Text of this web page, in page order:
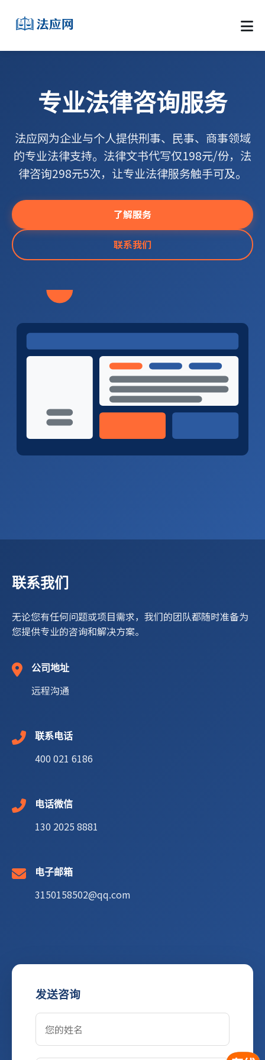
专业法律咨询服务
法应网为企业与个人提供刑事、民事、商事领域
的专业法律支持。法律文书代写仅198元/份，法
律咨询298元5次，让专业法律服务触手可及。
了解服务
联系我们
联系我们
无论您有任何问题或项目需求，我们的团队都随时准备为
您提供专业的咨询和解决方案。
公司地址
远程沟通
联系电话
400 021 6186
电话微信
130 2025 8881
电子邮箱
3150158502@qq.com
发送咨询